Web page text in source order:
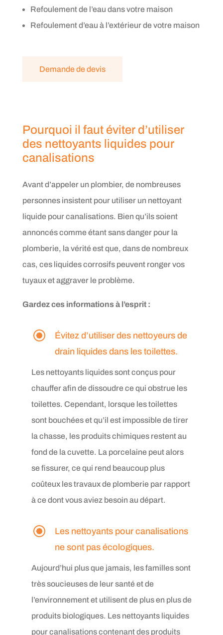
Refoulement de l’eau dans votre maison
Refoulement d’eau à l’extérieur de votre maison
Demande de devis
Pourquoi il faut éviter d’utiliser
des nettoyants liquides pour
canalisations
Avant d’appeler un plombier, de nombreuses
personnes insistent pour utiliser un nettoyant
liquide pour canalisations. Bien qu’ils soient
annoncés comme étant sans danger pour la
plomberie, la vérité est que, dans de nombreux
cas, ces liquides corrosifs peuvent ronger vos
tuyaux et aggraver le problème.
Gardez ces informations à l’esprit :
\
Évitez d’utiliser des nettoyeurs de
drain liquides dans les toilettes.
Les nettoyants liquides sont conçus pour
chauffer afin de dissoudre ce qui obstrue les
toilettes. Cependant, lorsque les toilettes
sont bouchées et qu’il est impossible de tirer
la chasse, les produits chimiques restent au
fond de la cuvette. La porcelaine peut alors
se fissurer, ce qui rend beaucoup plus
coûteux les travaux de plomberie par rapport
à ce dont vous aviez besoin au départ.
\
Les nettoyants pour canalisations
ne sont pas écologiques.
Aujourd’hui plus que jamais, les familles sont
très soucieuses de leur santé et de
l’environnement et utilisent de plus en plus de
produits biologiques. Les nettoyants liquides
pour canalisations contenant des produits